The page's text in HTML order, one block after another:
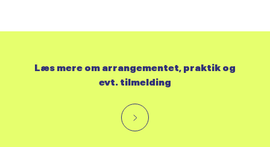
Læs mere om arrangementet, praktik og
evt. tilmelding